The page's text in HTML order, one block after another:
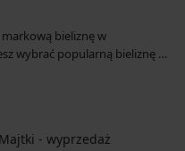
bieliznę w
wybrać popularną bieliznę ze
bieliznę z outletu na
Majtki - wyprzedaż